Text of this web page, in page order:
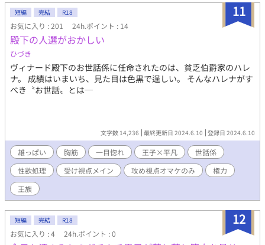
11
短編 完結 R18
お気に入り : 201 24h.ポイント : 14
殿下の人選がおかしい
ひづき
ヴィナード殿下のお世話係に任命されたのは、貧乏伯爵家のハレ
ナ。 成績はいまいち、見た目は色黒で逞しい。 そんなハレナがす
べき〝お世話〟とは─
文字数 14,236 最終更新日 2024.6.10 登録日 2024.6.10
雄っぱい 胸筋 一目惚れ 王子×平凡
世話係
性欲処理
受け視点メイン 攻め視点オマケのみ
権力
王族
12
短編 完結 R18
お気に入り : 4 24h.ポイント : 0